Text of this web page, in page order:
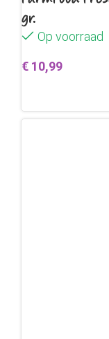
gr.
Op voorraad
€ 10,99